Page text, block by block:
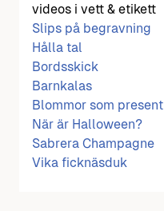
videos i vett & etikett
Slips på begravning
Hålla tal
Bordsskick
Barnkalas
Blommor som present
När är Halloween?
Sabrera Champagne
Vika ficknäsduk